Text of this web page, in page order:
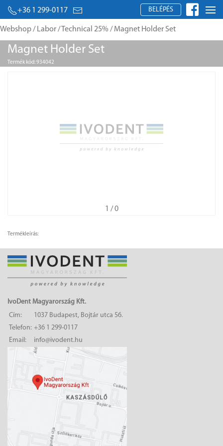
+36 1 299-0117 BELÉPÉS
Webshop/ Labor/Technical 25% / Magnet Holder Set
Magnet Holder Set
Termék kód: 934042
1 / 0
Termékleírás:
IvoDent Magyarország Kft.
Cím:
1037 Budapest, Bojtár utca 56.
Telefon: +36 1 299-0117
Email:
info@ivodent.hu